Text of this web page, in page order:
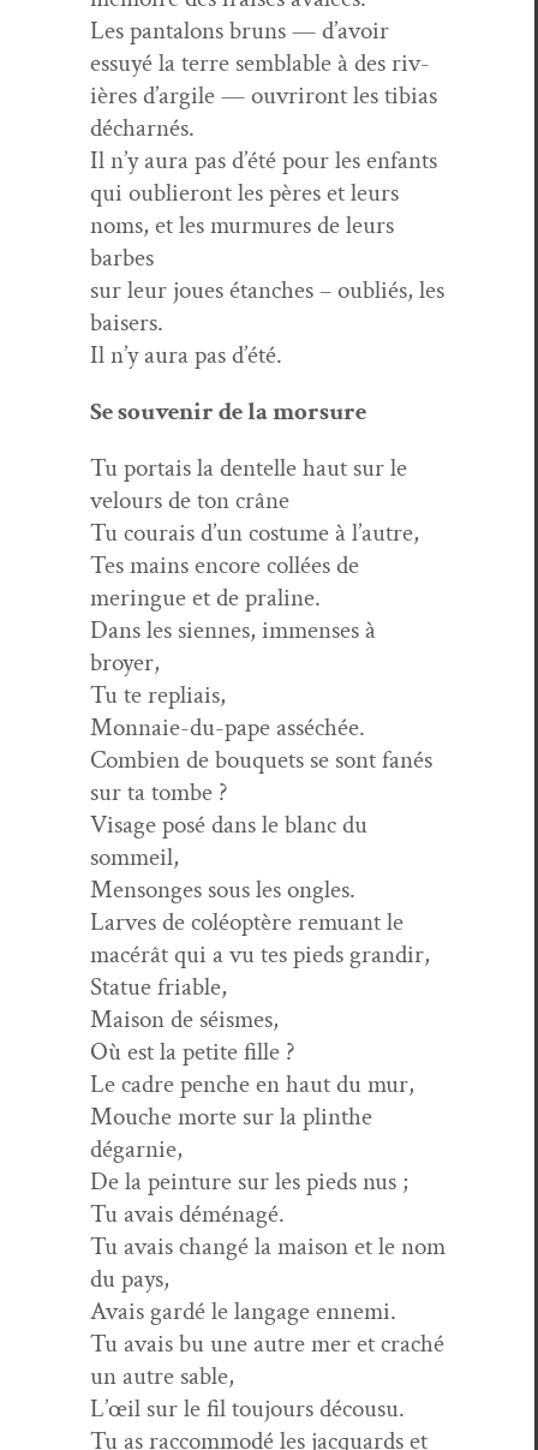
Les pan­talons bruns — d’avoir
essuyé la terre sem­blable à des riv­
ières d’argile — ouvriront les tib­ias
décharnés.
Il n’y aura pas d’été pour les enfants
qui oublieront les pères et leurs
noms, et les mur­mures de leurs
barbes
sur leur joues étanch­es – oubliés, les
baisers.
Il n’y aura pas d’été.
Se sou­venir de la morsure
Tu por­tais la den­telle haut sur le
velours de ton crâne
Tu courais d’un cos­tume à l’autre,
Tes mains encore col­lées de
meringue et de praline.
Dans les siennes, immenses à
broyer,
Tu te repliais,
Mon­naie-du-pape asséchée.
Com­bi­en de bou­quets se sont fanés
sur ta tombe ?
Vis­age posé dans le blanc du
sommeil,
Men­songes sous les ongles.
Larves de coléop­tère remuant le
macérât qui a vu tes pieds grandir,
Stat­ue friable,
Mai­son de séismes,
Où est la petite fille ?
Le cadre penche en haut du mur,
Mouche morte sur la plinthe
dégarnie,
De la pein­ture sur les pieds nus ;
Tu avais déménagé.
Tu avais changé la mai­son et le nom
du pays,
Avais gardé le lan­gage ennemi.
Tu avais bu une autre mer et craché
un autre sable,
L’œil sur le fil tou­jours décousu.
Tu as rac­com­modé les jacquards et